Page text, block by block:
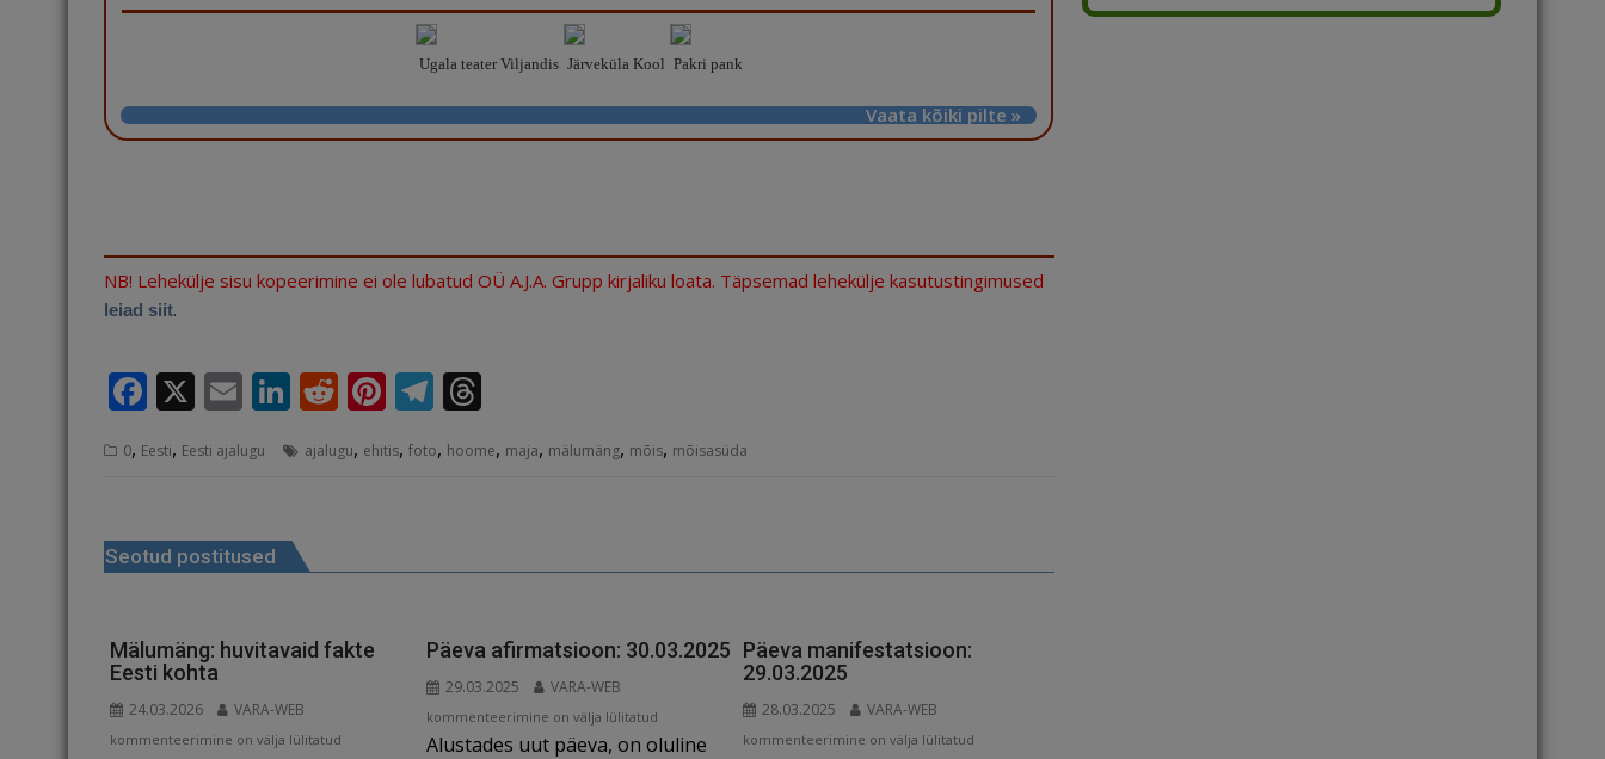
Ugala teater Viljandis Järveküla Kool Pakri pank
Vaata kõiki pilte »
NB! Lehekülje sisu kopeerimine ei ole lubatud OÜ A.J.A. Grupp kirjaliku loata. Täpsemad lehekülje kasutustingimused
leiad siit.
F
c
b
o
k
X E
ai
Li
k
dI
n
R
d
Pi
te
st
T
e
m
r
d
0, Eesti, Eesti ajalugu ajalugu, ehitis, foto, hoome, maja, mälumäng, mõis, mõisasüda
Seotud postitused
Mälumäng: huvitavaid fakte
Eesti kohta
24.03.2026 VARA-WEB
Mälumäng:
kommenteerimine on välja lülitatud
Päeva afirmatsioon: 30.03.2025
29.03.2025 VARA-WEB
Päeva
afirmatsioon:
kommenteerimine on välja lülitatud
Alustades uut päeva, on oluline
Päeva manifestatsioon:
29.03.2025
28.03.2025 VARA-WEB
Päeva
kommenteerimine on välja lülitatud